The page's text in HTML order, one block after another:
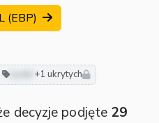
(EBP)
+1 ukrytych
decyzje podjęte 29